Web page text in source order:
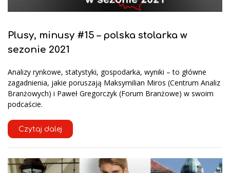
Plusy, minusy #15 – polska stolarka w
sezonie 2021
Analizy rynkowe, statystyki, gospodarka, wyniki – to główne
zagadnienia, jakie poruszają Maksymilian Miros (Centrum Analiz
Branżowych) i Paweł Gregorczyk (Forum Branżowe) w swoim
podcaście.
Czytaj dalej